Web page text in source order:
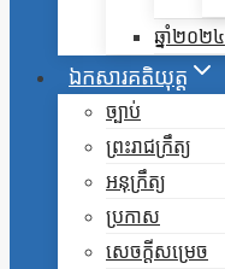
ឆ្នាំ២០២៤
ឯកសារគតិយុត្ត
ច្បាប់
ព្រះរាជក្រឹត្យ
អនុក្រឹត្យ
ប្រកាស
សេចក្តីសម្រេច